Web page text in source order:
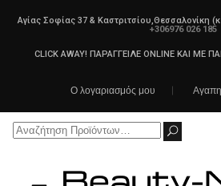
Αγίας Σοφίας 37 & Καστριτσίου,Θεσσαλονίκη
+306976 026 185
CLICK AWAY! ΠΑΡΑΓΓΕΙΛΕ ONLINE ΚΑΙ
Ο λογαριασμός μου
Search